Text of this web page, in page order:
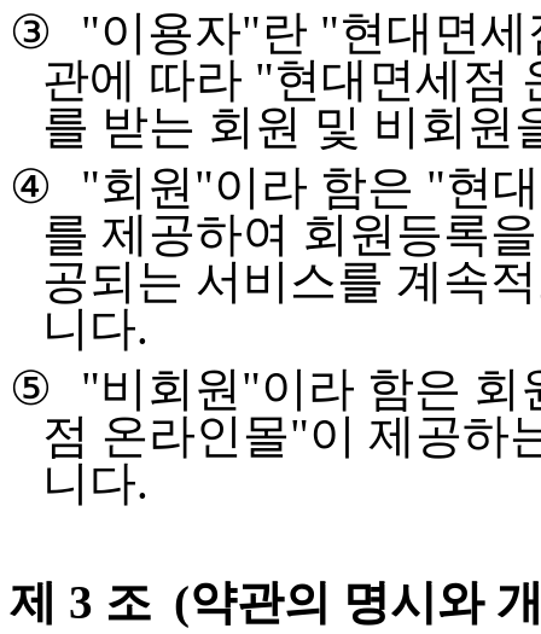
③
"이용자"란 "현대면
관에 따라 "현대면세점
를 받는 회원 및 비회원
④
"회원"이라 함은 "현
를 제공하여 회원등록
공되는 서비스를 계속
니다.
⑤
"비회원"이라 함은 회
점 온라인몰"이 제공하
니다.
제 3 조 (약관의 명시와